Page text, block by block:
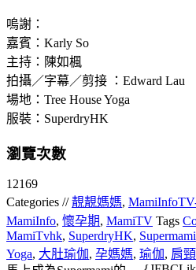
嗚謝：
嘉賓：Karly So
主持：陳如楓
拍攝／字幕／剪接 ：Edward Lau
場地：Tree House Yoga
服裝：SuperdryHK
瀏覽次數
12169
Categories //靚靚媽媽,
MamiInfo, 懷孕期, MamiTV Tags
MamiTvhk, SuperdryHK, Supermami
Yoga, 大肚瑜伽, 孕媽媽, 瑜伽, 肩